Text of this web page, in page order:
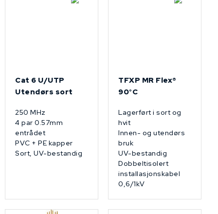
Cat 6 U/UTP
Utendørs sort
250 MHz
4 par 0.57mm
entrådet
PVC + PE kapper
Sort, UV-bestandig
TFXP MR Flex®
90°C
Lagerført i sort og
hvit
Innen- og utendørs
bruk
UV-bestandig
Dobbeltisolert
installasjonskabel
0,6/1kV